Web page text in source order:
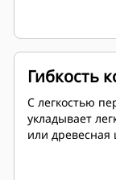
Гибкость
С легкостью
укладывает
или древесная